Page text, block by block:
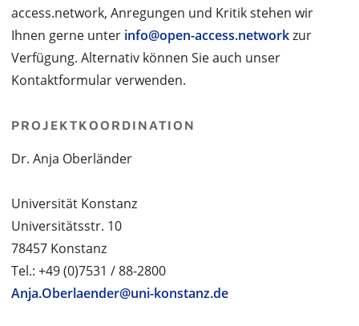
access.network, Anregungen und Kritik stehen wir
Ihnen gerne unter info@open-access.networkzur
Verfügung. Alternativ können Sie auch unser
Kontaktformular verwenden.
PROJEKTKOORDINATION
Dr. Anja Oberländer
Universität Konstanz
Universitätsstr. 10
78457 Konstanz
Tel.: +49 (0)7531 / 88-2800
Anja.Oberlaender@uni-konstanz.de